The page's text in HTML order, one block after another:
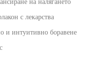
на налягането
с лекарства
и интуитивно боравене